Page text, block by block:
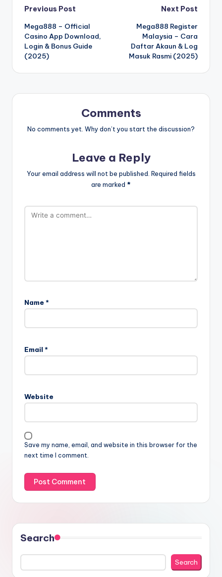
Post
navigation
Previous Post
Mega888 – Official
Casino App Download,
Login & Bonus Guide
(2025)
Next Post
Mega888 Register
Malaysia – Cara
Daftar Akaun & Log
Masuk Rasmi (2025)
Comments
No comments yet. Why don’t you start the discussion?
Leave a Reply
Your email address will not be published. Required fields
are marked *
Name *
Email *
Website
Save my name, email, and website in this browser for the
next time I comment.
Search
Search